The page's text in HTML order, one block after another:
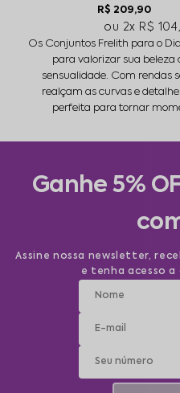
R$ 209,90
2x R$
Os Conjuntos Frelith para o
para valorizar sua beleza
sensualidade. Com rendas
realçam as curvas e
perfeita para tornar
desejam se sentir confiantes,
Ganhe 5%
Assine nossa newsletter,
e tenha acesso a